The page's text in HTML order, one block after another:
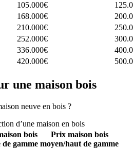
105.000€
168.000€
210.000€
252.000€
336.000€
420.000€
une maison bois
neuve en bois ?
d’une maison en bois
bois
de gamme
Prix maison bois
moyen/haut de gamme